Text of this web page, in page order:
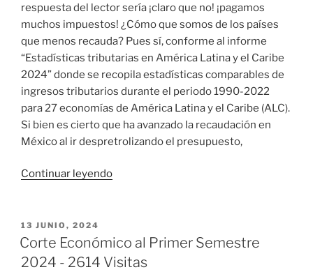
respuesta del lector sería ¡claro que no! ¡pagamos
muchos impuestos! ¿Cómo que somos de los países
que menos recauda? Pues sí, conforme al informe
“Estadísticas tributarias en América Latina y el Caribe
2024” donde se recopila estadísticas comparables de
ingresos tributarios durante el periodo 1990-2022
para 27 economías de América Latina y el Caribe (ALC).
Si bien es cierto que ha avanzado la recaudación en
México al ir despretrolizando el presupuesto,
Continuar leyendo«México
Menos
Recauda?»
PUBLICADO
EL
13 JUNIO, 2024
Corte Económico al Primer Semestre
2024 - 2614 Visitas